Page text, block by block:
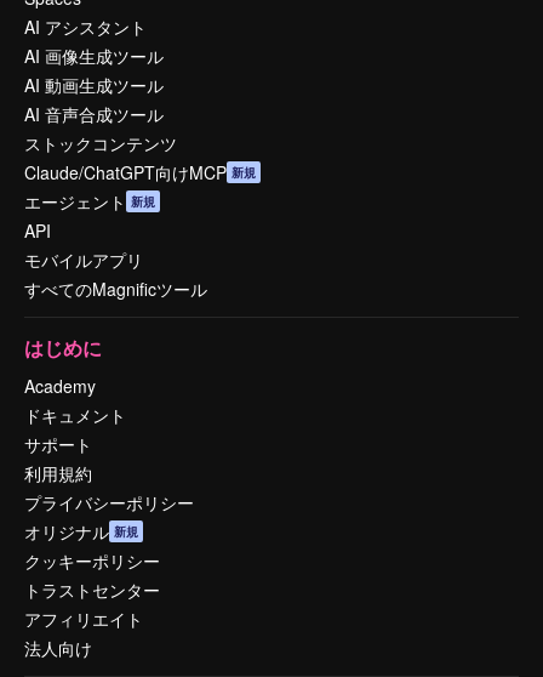
AI アシスタント
AI 画像生成ツール
AI 動画生成ツール
AI 音声合成ツール
ストックコンテンツ
Claude/ChatGPT向けMCP 新規
エージェント 新規
API
モバイルアプリ
すべてのMagnificツール
はじめに
Academy
ドキュメント
サポート
利用規約
プライバシーポリシー
オリジナル 新規
クッキーポリシー
トラストセンター
アフィリエイト
法人向け